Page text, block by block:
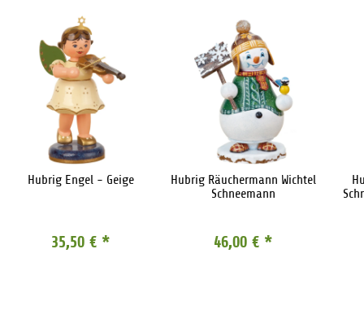
Hubrig Engel - Geige
35,50 € *
Hubrig Räuchermann Wichtel
Schneemann
46,00 € *